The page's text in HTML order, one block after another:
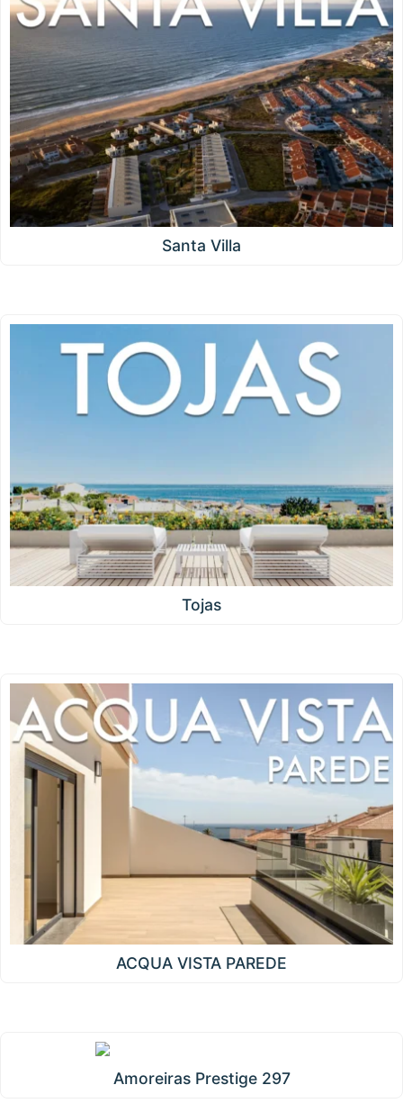
Santa Villa
Tojas
ACQUA VISTA PAREDE
Amoreiras Prestige 297